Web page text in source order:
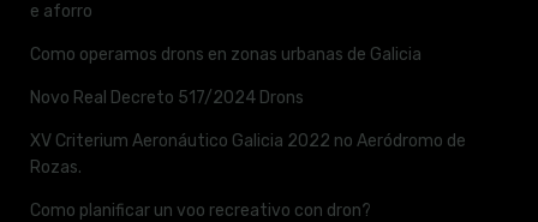
e aforro
Como operamos drons en zonas urbanas de Galicia
Novo Real Decreto 517/2024 Drons
XV Criterium Aeronáutico Galicia 2022 no Aeródromo de
Rozas.
Como planificar un voo recreativo con dron?